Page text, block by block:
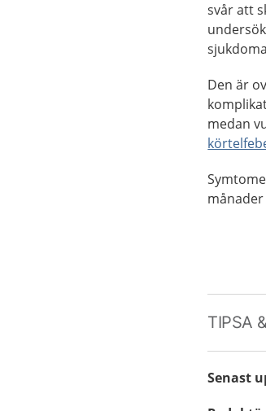
svår att
Den är
medan
TIPSA
Senast